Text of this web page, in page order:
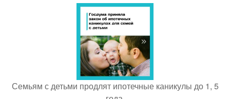
Семьям с детьми продлят ипотечные каникулы до 1, 5